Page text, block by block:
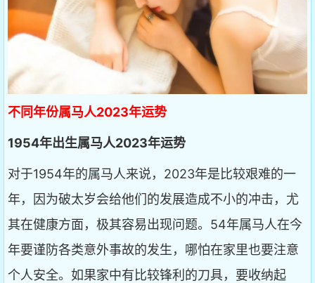
不同年份属马人2023年运势
1954年出生属马人2023年运势
对于1954年的属马人来说，2023年是比较艰难的一
年，因为破太岁会给他们的发展造成不小的冲击，尤
其在健康方面，极其容易出现问题。54年属马人在今
年要谨防各类意外事故的发生，哪怕在家里也要注意
个人安全。如果家中有比较锋利的刀具，要收纳起